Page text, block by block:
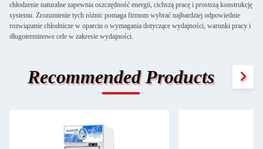
chłodzenie naturalne zapewnia oszczędność energii, cichszą pracę i prostszą konstrukcję
systemu. Zrozumienie tych różnic pomaga firmom wybrać najbardziej odpowiednie
rozwiązanie chłodnicze w oparciu o wymagania dotyczące wydajności, warunki pracy i
długoterminowe cele w zakresie wydajności.
Recommended Products